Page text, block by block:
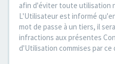
afin d'éviter toute utilisation
L'Utilisateur est informé
mot de passe à un tiers, il
infractions aux présentes
d'Utilisation commises par ce